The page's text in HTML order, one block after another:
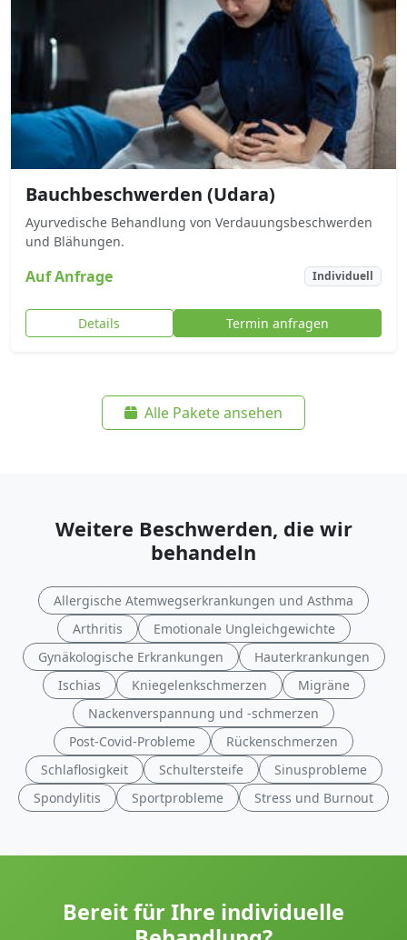
Bauchbeschwerden (Udara)
Ayurvedische Behandlung von Verdauungsbeschwerden
und Blähungen.
Auf Anfrage Individuell
Details Termin anfragen
Alle Pakete ansehen
Weitere Beschwerden, die wir
behandeln
Allergische Atemwegserkrankungen und Asthma
Arthritis
Emotionale Ungleichgewichte
Gynäkologische Erkrankungen
Hauterkrankungen
Ischias
Kniegelenkschmerzen
Migräne
Nackenverspannung und -schmerzen
Post-Covid-Probleme
Rückenschmerzen
Schlaflosigkeit
Schultersteife
Sinusprobleme
Spondylitis
Sportprobleme Stress und Burnout
Bereit für Ihre individuelle